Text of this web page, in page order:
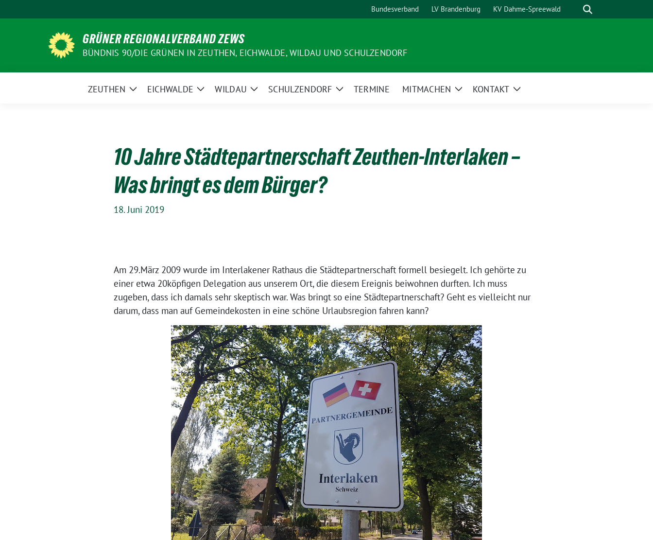
zum
Bundesverband LV Brandenburg KV Dahme-Spreewald Suche
GRÜNER REGIONALVERBAND ZEWS
BÜNDNIS 90/DIE GRÜNEN IN ZEUTHEN, EICHWALDE, WILDAU UND SCHULZENDORF
ZEUTHEN
ZeigeEICHWALDE
ZeigeWILDAU
ZeigeSCHULZENDORF
ZeigeTERMINE MITMACHEN
ZeigeKONTAKT
Zeige
10 Jahre Städtepartnerschaft Zeuthen-Interlaken –
Was bringt es dem Bürger?
18. Juni 2019
Am 29.März 2009 wurde im Interlakener Rathaus die Städtepartnerschaft formell besiegelt. Ich gehörte zu
einer etwa 20köpfigen Delegation aus unserem Ort, die diesem Ereignis beiwohnen durften. Ich muss
zugeben, dass ich damals sehr skeptisch war. Was bringt so eine Städtepartnerschaft? Geht es vielleicht nur
darum, dass man auf Gemeindekosten in eine schöne Urlaubsregion fahren kann?